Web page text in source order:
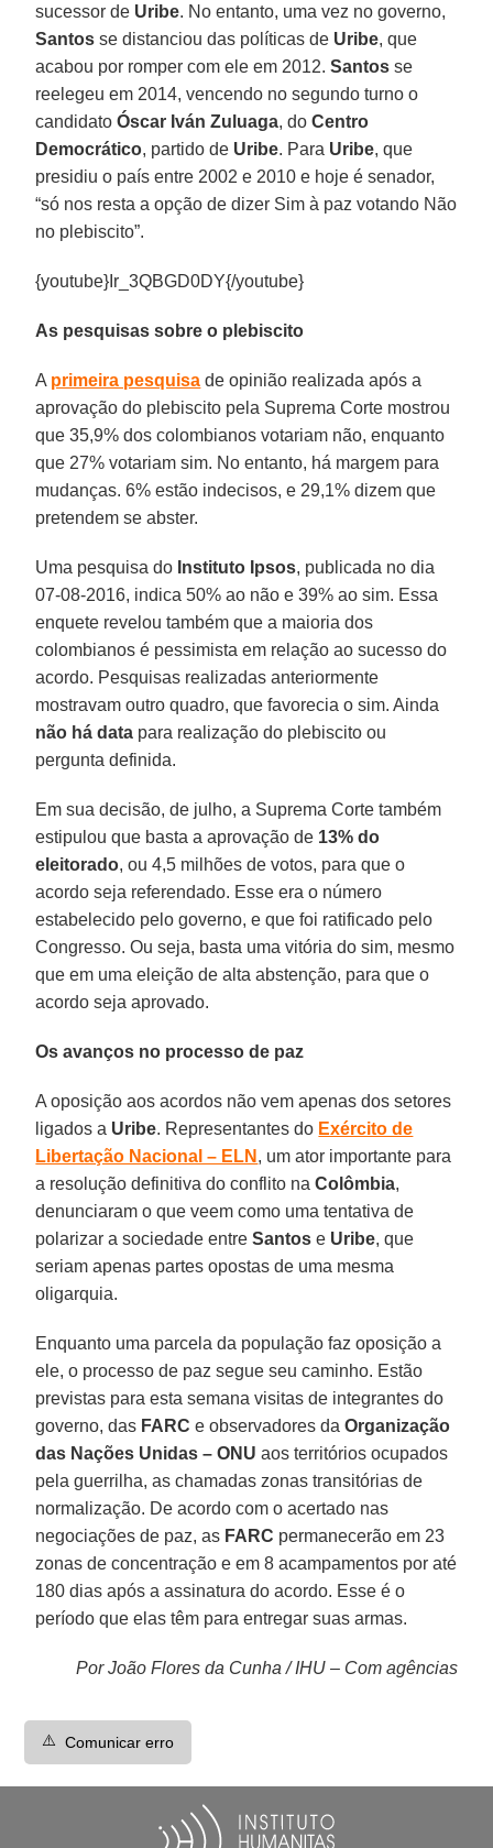
sucessor de Uribe. No entanto, uma vez no governo,
Santos se distanciou das políticas de Uribe, que
acabou por romper com ele em 2012.Santos se
reelegeu em 2014, vencendo no segundo turno o
candidatoÓscar Iván Zuluaga, doCentro
Democrático, partido de Uribe. Para Uribe, que
presidiu o país entre 2002 e 2010 e hoje é senador,
“só nos resta a opção de dizer Sim à paz votando Não
no plebiscito”.
{youtube}Ir_3QBGD0DY{/youtube}
As pesquisas sobre o plebiscito
A primeira pesquisa de opinião realizada após a
aprovação do plebiscito pela Suprema Corte mostrou
que 35,9% dos colombianos votariam não, enquanto
que 27% votariam sim. No entanto, há margem para
mudanças. 6% estão indecisos, e 29,1% dizem que
pretendem se abster.
Uma pesquisa do Instituto Ipsos, publicada no dia
07-08-2016, indica 50% ao não e 39% ao sim. Essa
enquete revelou também que a maioria dos
colombianos é pessimista em relação ao sucesso do
acordo. Pesquisas realizadas anteriormente
mostravam outro quadro, que favorecia o sim. Ainda
não há data para realização do plebiscito ou
pergunta definida.
Em sua decisão, de julho, a Suprema Corte também
estipulou que basta a aprovação de 13% do
eleitorado, ou 4,5 milhões de votos, para que o
acordo seja referendado. Esse era o número
estabelecido pelo governo, e que foi ratificado pelo
Congresso. Ou seja, basta uma vitória do sim, mesmo
que em uma eleição de alta abstenção, para que o
acordo seja aprovado.
Os avanços no processo de paz
A oposição aos acordos não vem apenas dos setores
ligados a Uribe. Representantes do Exército de
Libertação Nacional – ELN , um ator importante para
a resolução definitiva do conflito naColômbia,
denunciaram o que veem como uma tentativa de
polarizar a sociedade entreSantos e Uribe, que
seriam apenas partes opostas de uma mesma
oligarquia.
Enquanto uma parcela da população faz oposição a
ele, o processo de paz segue seu caminho. Estão
previstas para esta semana visitas de integrantes do
governo, das FARC e observadores daOrganização
das Nações Unidas – ONU aos territórios ocupados
pela guerrilha, as chamadas zonas transitórias de
normalização. De acordo com o acertado nas
negociações de paz, as FARC permanecerão em 23
zonas de concentração e em 8 acampamentos por até
180 dias após a assinatura do acordo. Esse é o
período que elas têm para entregar suas armas.
Por João Flores da Cunha / IHU – Com agências
⚠️ Comunicar erro